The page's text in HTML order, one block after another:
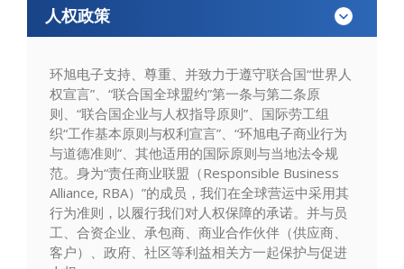
人权政策
环旭电子支持、尊重、并致力于遵守联合国“世界人
权宣言”、“联合国全球盟约”第一条与第二条原
则、“联合国企业与人权指导原则”、国际劳工组
织“工作基本原则与权利宣言”、“环旭电子商业行为
与道德准则”、其他适用的国际原则与当地法令规
范。身为“责任商业联盟（Responsible Business
Alliance, RBA）”的成员，我们在全球营运中采用其
行为准则，以履行我们对人权保障的承诺。并与员
工、合资企业、承包商、商业合作伙伴（供应商、
客户）、政府、社区等利益相关方一起保护与促进